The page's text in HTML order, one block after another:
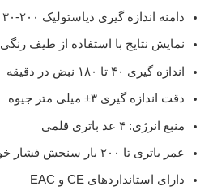
دامنه اندازه گیری دیاستولیک ۲۰۰-۳۰ میلی متر جیوه
نمایش نتایج با استفاده از طیف رنگی
اندازه گیری ۴۰ تا ۱۸۰ نبض در دقیقه
دقت اندازه گیری ۳± میلی متر جیوه
منبع انرژی: ۴ عد باتری قلمی
عمر باتری تا ۲۰۰ بار سنجش فشار خون
دارای استانداردهای CE و EAC